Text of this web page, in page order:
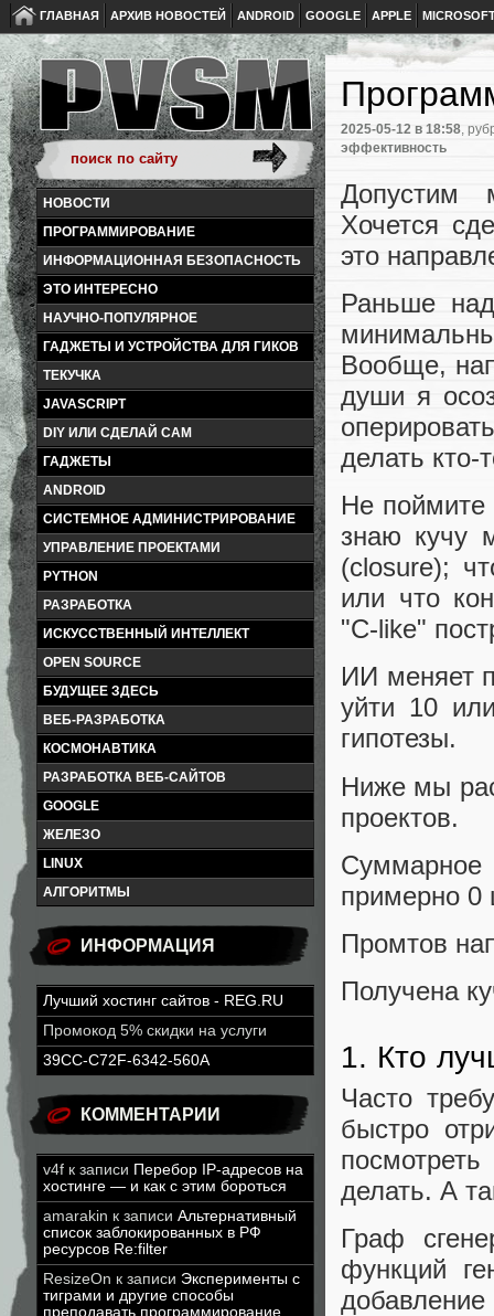
ГЛАВНАЯ АРХИВ НОВОСТЕЙ ANDROID GOOGLE APPLE
НОВОСТИ
ПРОГРАММИРОВАНИЕ
ИНФОРМАЦИОННАЯ БЕЗОПАСНОСТЬ
ЭТО ИНТЕРЕСНО
НАУЧНО-ПОПУЛЯРНОЕ
ГАДЖЕТЫ И УСТРОЙСТВА ДЛЯ ГИКОВ
ТЕКУЧКА
JAVASCRIPT
DIY ИЛИ СДЕЛАЙ САМ
ГАДЖЕТЫ
ANDROID
СИСТЕМНОЕ АДМИНИСТРИРОВАНИЕ
УПРАВЛЕНИЕ ПРОЕКТАМИ
PYTHON
РАЗРАБОТКА
ИСКУССТВЕННЫЙ ИНТЕЛЛЕКТ
OPEN SOURCE
БУДУЩЕЕ ЗДЕСЬ
ВЕБ-РАЗРАБОТКА
КОСМОНАВТИКА
РАЗРАБОТКА ВЕБ-САЙТОВ
GOOGLE
ЖЕЛЕЗО
LINUX
АЛГОРИТМЫ
ИНФОРМАЦИЯ
Лучший хостинг сайтов - REG.RU
Промокод 5% скидки на услуги
39CC-C72F-6342-560A
КОММЕНТАРИИ
v4f к записи Перебор IP-адресов на
хостинге — и как с этим бороться
amarakin к записи Альтернативный
список заблокированных в РФ
ресурсов Re:filter
ResizeOn к записи Эксперименты с
тиграми и другие способы
преподавать программирование
2025-05-12 в 18:58,
эффективность
Допустим
Хочется
это
Раньше
Вообще,
души я
делать кто-
Не поймите
знаю кучу
(closure);
или что
"C-like"
ИИ меняет
уйти 10
гипотезы.
Ниже мы
проектов.
примерно 0
Промтов
Получена
1. Кто
Часто
быстро
делать. А
Граф
функций